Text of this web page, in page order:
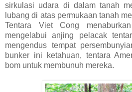
sirkulasi udara di dalam tanah
lubang di atas permukaan tanah
Tentara Viet Cong
mengelabui anjing pelacak
mengendus tempat
bunker ini ketahuan, tentara
bom untuk membunuh mereka.